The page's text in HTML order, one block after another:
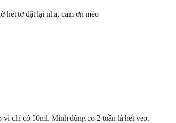
hết tớ đặt lại nha, cảm ơn mèo
chỉ có 30ml. Mình dùng có 2 tuần là hết veo.